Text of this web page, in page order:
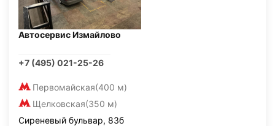
Автосервис Измайлово
+7 (495) 021-25-26
Первомайская(400 м)
Щелковская(350 м)
Сиреневый бульвар, 83б